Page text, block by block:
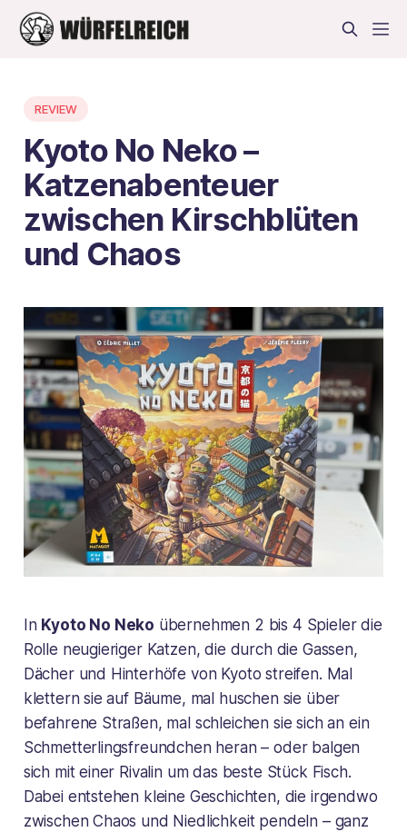
REVIEW
Kyoto No Neko –
Katzenabenteuer
zwischen Kirschblüten
und Chaos
In Kyoto No Neko übernehmen 2 bis 4 Spieler die
Rolle neugieriger Katzen, die durch die Gassen,
Dächer und Hinterhöfe von Kyoto streifen. Mal
klettern sie auf Bäume, mal huschen sie über
befahrene Straßen, mal schleichen sie sich an ein
Schmetterlingsfreundchen heran – oder balgen
sich mit einer Rivalin um das beste Stück Fisch.
Dabei entstehen kleine Geschichten, die irgendwo
zwischen Chaos und Niedlichkeit pendeln – ganz